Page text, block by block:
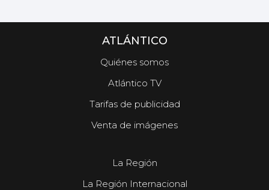
ATLÁNTICO
Quiénes somos
Atlántico TV
Tarifas de publicidad
Venta de imágenes
La Región
La Región Internacional